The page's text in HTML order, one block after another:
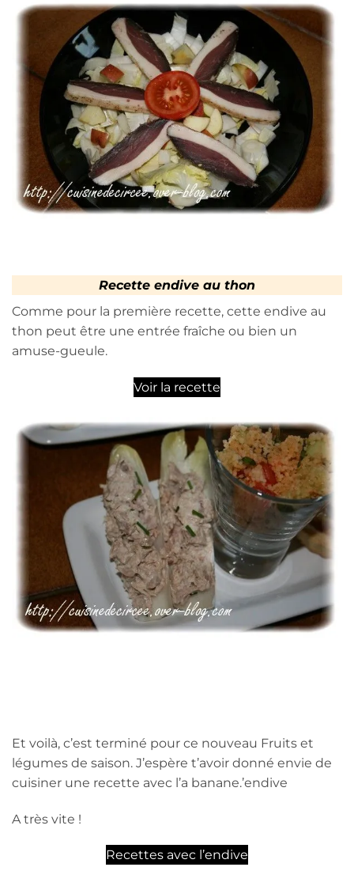
Recette endive au thon
Comme pour la première recette, cette endive au
thon peut être une entrée fraîche ou bien un
amuse-gueule.
Voir la recette
Et voilà, c’est terminé pour ce nouveau Fruits et
légumes de saison. J’espère t’avoir donné envie de
cuisiner une recette avec l’a banane.’endive
A très vite !
Recettes avec l’endive